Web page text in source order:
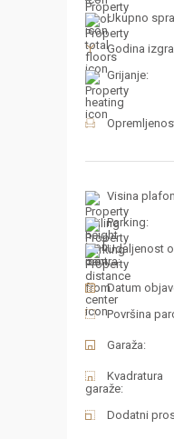
Ukupno
Godina
Grijanje:
Visina
Parking:
Udaljenost
centra:
Datum
Površina
Garaža:
Kvadratura
garaže:
Dodatni